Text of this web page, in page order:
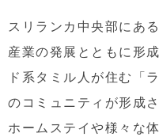
スリランカ中央部にあ
産業の発展とともに形
ド系タミル人が住む「
のコミュニティが形成
ホームステイや様々な